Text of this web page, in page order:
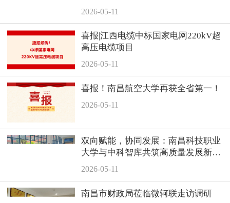
2026-05-11
喜报|江西电缆中标国家电网220kV超
高压电缆项目
2026-05-11
喜报！南昌航空大学再获全省第一！
2026-05-11
双向赋能，协同发展：南昌科技职业
大学与中科智库共筑高质量发展新平
台
2026-05-11
南昌市财政局莅临微轲联走访调研